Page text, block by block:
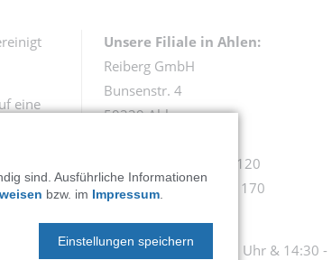
eine
Unsere Filiale in Ahlen:
Reiberg GmbH
Bunsenstr. 4
59229 Ahlen
Telefon: 0 23 82 - 74 120
Info-Tel.: 0 52 42 - 43 170
Öffnungszeiten:
Mo. - Fr.: 9:00 - 12:30 Uhr & 14:30
sind. Ausführliche Informationen
bzw. im Impressum
Einstellungen speichern